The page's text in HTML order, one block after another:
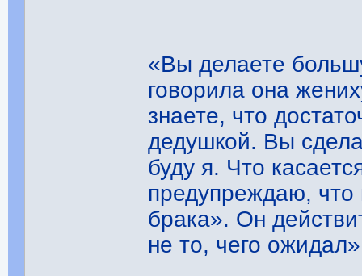
«Вы делаете
говорила она
знаете, что
дедушкой. Вы
буду я. Что
предупреждаю, что
брака». Он
не то, чего